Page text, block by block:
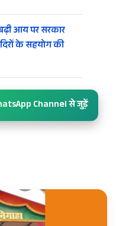
आय पर सरकार
के सहयोग की
Channel से जुड़ें